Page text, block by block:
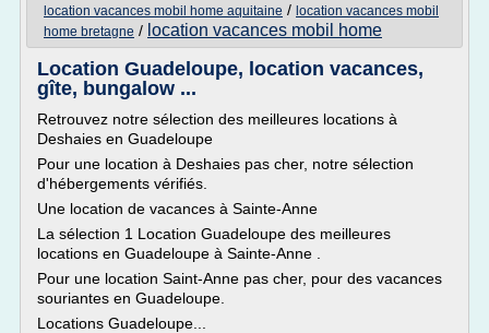
location vacances mobil home aquitaine / location vacances mobil
home bretagne / location vacances mobil home
Location Guadeloupe, location vacances,
gîte, bungalow ...
Retrouvez notre sélection des meilleures locations à
Deshaies en Guadeloupe
Pour une location à Deshaies pas cher, notre sélection
d'hébergements vérifiés.
Une location de vacances à Sainte-Anne
La sélection 1 Location Guadeloupe des meilleures
locations en Guadeloupe à Sainte-Anne .
Pour une location Saint-Anne pas cher, pour des vacances
souriantes en Guadeloupe.
Locations Guadeloupe...